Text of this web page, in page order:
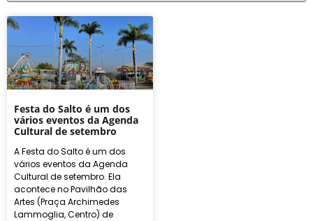
Festa do Salto é um dos
vários eventos da Agenda
Cultural de setembro
A Festa do Salto é um dos
vários eventos da Agenda
Cultural de setembro. Ela
acontece no Pavilhão das
Artes (Praça Archimedes
Lammoglia, Centro) de